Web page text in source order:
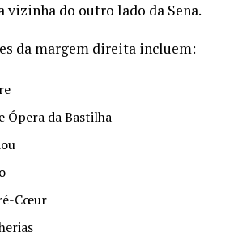
vizinha do outro lado da Sena.
da margem direita incluem:
Ópera da Bastilha
Cœur